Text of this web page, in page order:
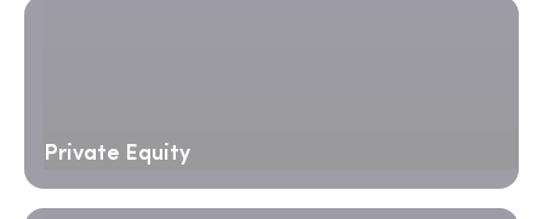
Private Equity